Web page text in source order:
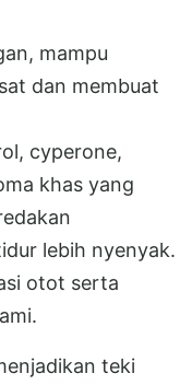
mampu
dan membuat
cyperone,
khas yang
lebih nyenyak.
otot serta
teki